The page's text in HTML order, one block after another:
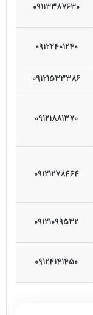
09113387630
09122401240
09121533386
09121881370
09121278464
09121099532
09124141450